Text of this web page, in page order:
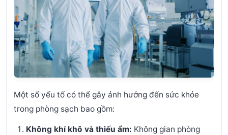
Một số yếu tố có thể gây ảnh hưởng đến sức khỏe
trong phòng sạch bao gồm:
Không khí khô và thiếu ẩm: Không gian phòng